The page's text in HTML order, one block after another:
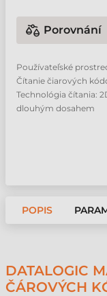
Porovnání
Používateľské
Čítanie čiarových
Technológia čítania:
dlouhým dosahem
POPIS
DATALOGIC
ČÁROVÝCH